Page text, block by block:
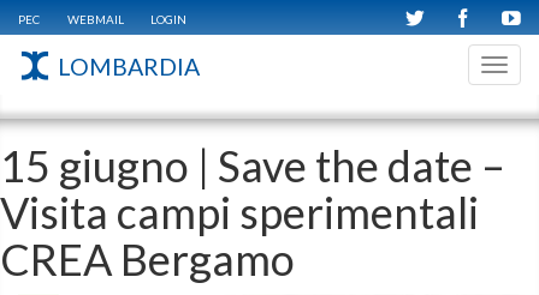
PEC WEBMAIL LOGIN
LOMBARDIA
15 giugno | Save the date –
Visita campi sperimentali
CREA Bergamo